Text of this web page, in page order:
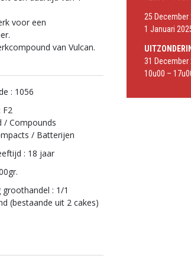
25
1 Januari
31 December
10u00 –
voor een
van Vulcan.
: 1056
F2
/ Compounds
/ Batterijen
: 18 jaar
groothandel : 1/1
(bestaande uit 2 cakes)
Vuurwerk Limburg